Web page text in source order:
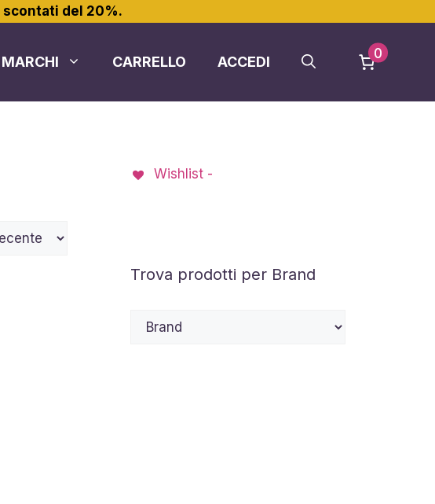
scontati del 20%.
MARCHI CARRELLO ACCEDI
0
Wishlist -
Trova prodotti per Brand